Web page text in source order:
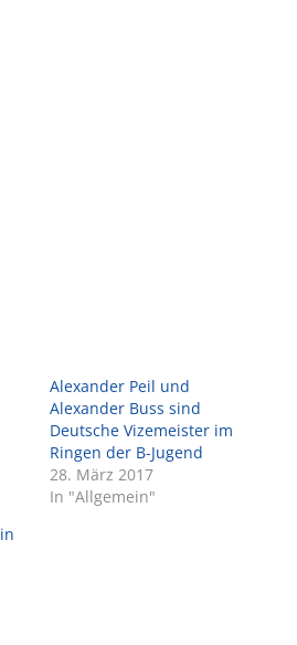
Alexander Peil und
Alexander Buss sind
Deutsche Vizemeister im
Ringen der B-Jugend
28. März 2017
In "Allgemein"